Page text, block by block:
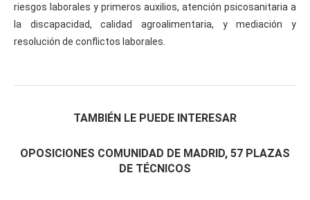
riesgos laborales y primeros auxilios, atención psicosanitaria a
la discapacidad, calidad agroalimentaria, y mediación y
resolución de conflictos laborales.
TAMBIÉN LE PUEDE INTERESAR
OPOSICIONES COMUNIDAD DE MADRID, 57 PLAZAS
DE TÉCNICOS